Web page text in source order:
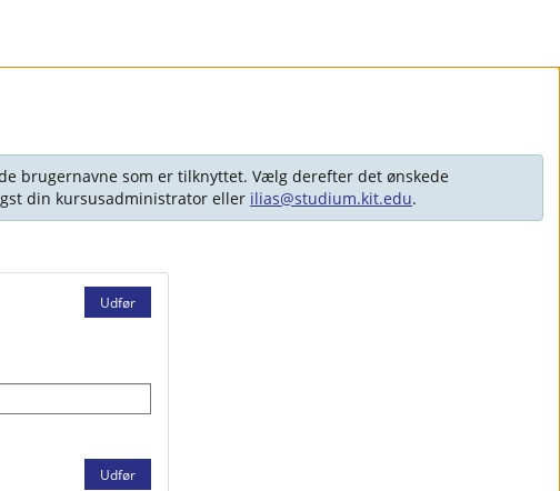
brugernavne som er tilknyttet. Vælg derefter det ønskede
din kursusadministrator eller ilias@studium.kit.edu.
Udfør
Udfør